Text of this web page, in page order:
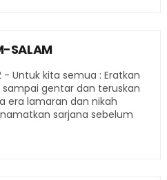
SALAM
Untuk kita semua : Eratkan
gentar dan teruskan
era lamaran dan nikah
sarjana sebelum